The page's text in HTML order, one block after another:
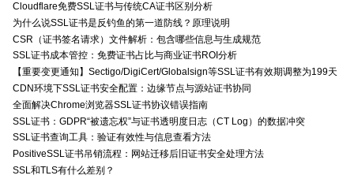
Cloudflare免费SSL证书与传统CA证书区别分析
为什么说SSL证书是反钓鱼的第一道防线？原理说明
CSR（证书签名请求）文件解析：包含哪些信息与生成规范
SSL证书成本管控：免费证书占比与商业证书ROI分析
【重要变更通知】Sectigo/DigiCert/Globalsign等SSL证书有效期调整为199天
CDN环境下SSL证书安全配置：边缘节点与源站证书协同
全面解决Chrome浏览器SSL证书协议错误指南
SSL证书：GDPR“被遗忘权”与证书透明度日志（CT Log）的数据冲突
SSL证书查询工具：验证有效性与信息查看方法
PositiveSSL证书吊销流程：网站迁移后旧证书安全处理方法
SSL和TLS有什么差别？